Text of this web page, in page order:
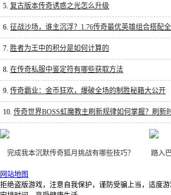
5. 复古版本传奇诱惑之光怎么升级
6. 征战沙场，谁主沉浮？1.76传奇最优英雄组合搭配
7. 胜者为王中的积分是如何计算的
8. 在传奇私服中鉴定符有哪些获取方法
9. 传奇霸业：金币狂欢，爆破全场的制胜秘籍大公开
10. 传奇世界BOSS虹魔教主刷新规律如何掌握？刷新
完成我本沉默传奇狐月挑战有哪些技巧？
踏入
网站地图
拒绝盗版游戏，注意自我保护，谨防受骗上当，适度